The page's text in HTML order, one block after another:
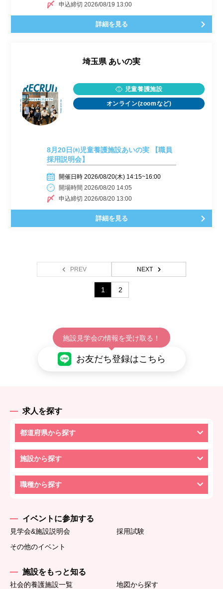
申込締切 2026/08/19 13:00
詳細を見る
埼玉県 あいの実
児童養護施設
オンライン(zoomなど)
8月20日㈭児童養護施設あいの実 【職員
採用説明会】
開催日時 2026/08/20(木) 14:15~16:00
開場時間 2026/08/20 14:05
申込締切 2026/08/20 13:00
詳細を見る
PREV NEXT
1 2
施設見学会の情報を受け取る！
お友だち登録はこちら
求人を探す
都道府県から探す
施設から探す
職種から探す
イベントに参加する
見学会&施設説明会
採用試験
その他のイベント
施設をもっと知る
社会的養護施設一覧
地図から探す